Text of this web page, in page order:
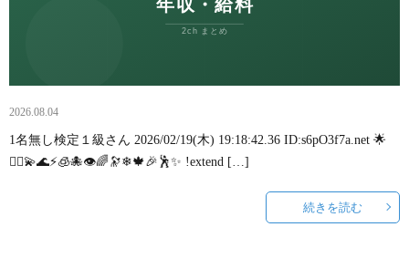
2026.08.04
1名無し検定１級さん 2026/02/19(木) 19:18:42.36 ID:s6pO3f7a.net 🌟
🧜‍♀💫🌊⚡🧊🐙👁🌈🔭❄🍁🎉🕺✨ !extend […]
続きを読む